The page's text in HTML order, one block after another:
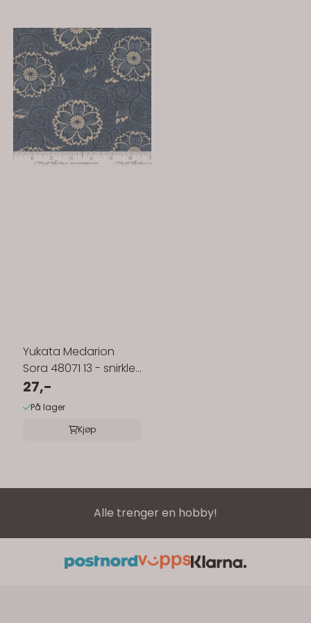
Yukata Medarion
Sora 48071 13 - snirkler
+ ...
27,-
På lager
Kjøp
Alle trenger en hobby!